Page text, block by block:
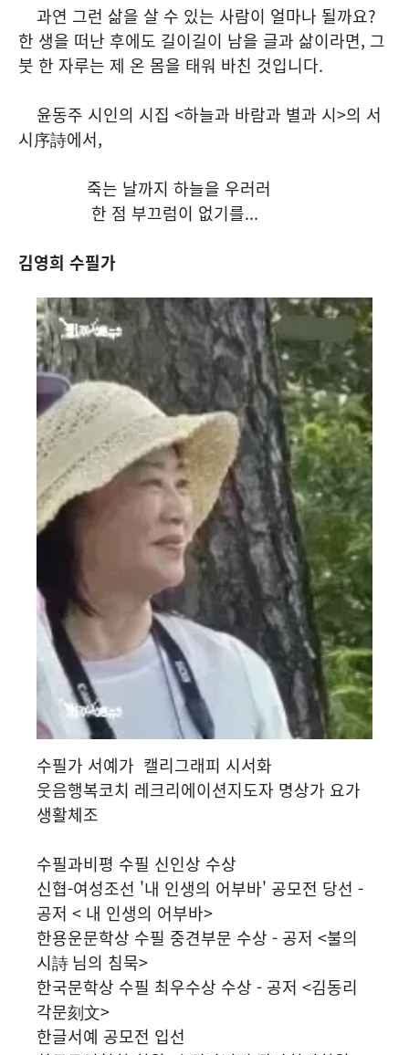
과연 그런 삶을 살 수 있는 사람이 얼마나 될까요?
한 생을 떠난 후에도 길이길이 남을 글과 삶이라면, 그
붓 한 자루는 제 온 몸을 태워 바친 것입니다.
윤동주 시인의 시집 <하늘과 바람과 별과 시>의 서
시序詩에서,
죽는 날까지 하늘을 우러러
한 점 부끄럼이 없기를...
김영희 수필가
수필가 서예가 캘리그래피 시서화
웃음행복코치 레크리에이션지도자 명상가 요가
생활체조
수필과비평 수필 신인상 수상
신협-여성조선 '내 인생의 어부바' 공모전 당선 -
공저 < 내 인생의 어부바>
한용운문학상 수필 중견부문 수상 - 공저 <불의
시詩 님의 침묵>
한국문학상 수필 최우수상 수상 - 공저 <김동리
각문刻文>
한글서예 공모전 입선